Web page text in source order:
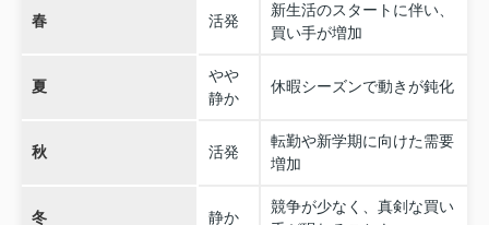
春 活発
新生活のスタートに伴い、
買い手が増加
夏
やや
静か
休暇シーズンで動きが鈍化
秋 活発
転勤や新学期に向けた需要
増加
冬 静か
競争が少なく、真剣な買い